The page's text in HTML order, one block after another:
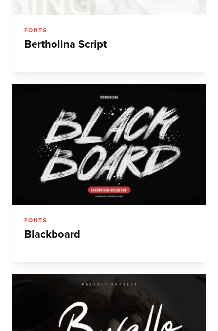
FONTS
Bertholina Script
FONTS
Blackboard